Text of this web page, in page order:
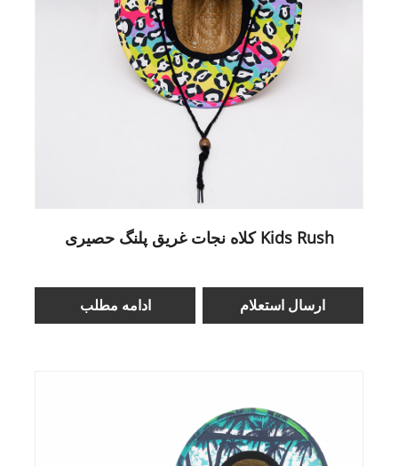
کلاه نجات غریق پلنگ حصیری Kids Rush
ادامه مطلب ارسال استعلام